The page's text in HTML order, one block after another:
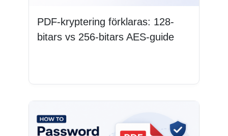
PDF-kryptering förklaras: 128-
bitars vs 256-bitars AES-guide